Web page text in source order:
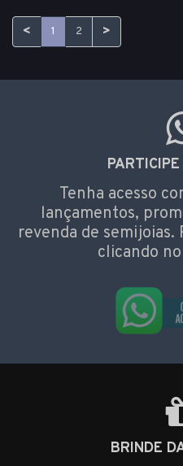
< 1 2 >
Tenha acesso
lançamentos,
revenda de
clicando
BRINDE